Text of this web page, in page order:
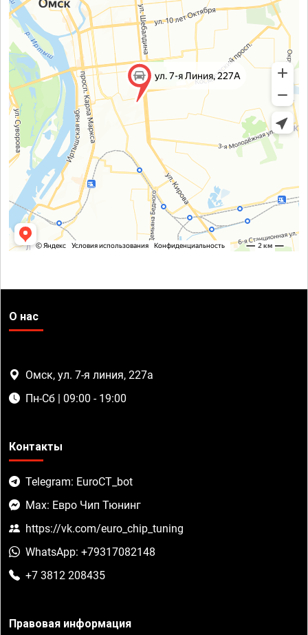
О нас
Омск, ул. 7-я линия, 227а
Пн-Сб | 09:00 - 19:00
Контакты
Telegram: EuroCT_bot
Max: Евро Чип Тюнинг
https://vk.com/euro_chip_tuning
WhatsApp: +79317082148
+7 3812 208435
Правовая информация